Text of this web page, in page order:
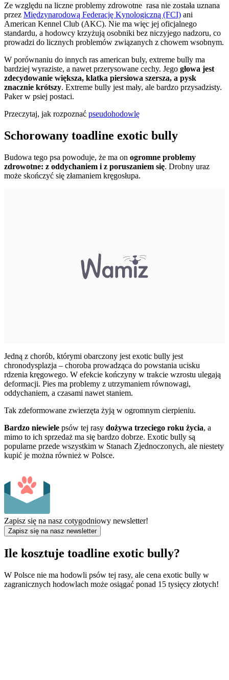
Ze względu na liczne problemy zdrowotne rasa nie została uznana
przez Międzynarodową Federację Kynologiczną (FCI) ani
American Kennel Club (AKC). Nie ma więc jej oficjalnego
standardu, a hodowcy krzyżują osobniki bez niczyjego nadzoru, co
prowadzi do licznych problemów związanych z chowem wsobnym.
W porównaniu do innych ras american buly, extreme bully ma
bardziej wyraziste, a nawet przerysowane cechy. Jego głowa jest
zdecydowanie większa, klatka piersiowa szersza, a pysk
znacznie krótszy. Extreme bully jest mały, ale bardzo przysadzisty.
Paker w psiej postaci.
Przeczytaj, jak rozpoznać pseudohodowlę
Schorowany toadline exotic bully
Budowa tego psa powoduje, że ma on ogromne problemy
zdrowotne: z oddychaniem i z poruszaniem się. Drobny uraz
może skończyć się złamaniem kręgosłupa.
Jedną z chorób, którymi obarczony jest exotic bully jest
chronodysplazja – choroba prowadząca do powstania ucisku
rdzenia kręgowego. W efekcie kończyny w trakcie wzrostu ulegają
deformacji. Pies ma problemy z utrzymaniem równowagi,
oddychaniem, a czasami nawet staniem.
Tak zdeformowane zwierzęta żyją w ogromnym cierpieniu.
Bardzo niewiele psów tej rasy dożywa trzeciego roku życia, a
mimo to ich sprzedaż ma się bardzo dobrze. Exotic bully są
popularne przede wszystkim w Stanach Zjednoczonych, ale niestety
kupić je można również w Polsce.
Zapisz się na nasz cotygodniowy newsletter!
Zapisz się na nasz newsletter
Ile kosztuje toadline exotic bully?
W Polsce nie ma hodowli psów tej rasy, ale cena exotic bully w
zagranicznych hodowlach może osiągać ponad 15 tysięcy złotych!